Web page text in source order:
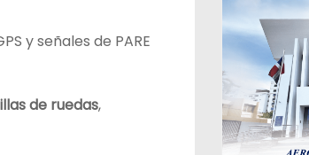
y señales de PARE
de ruedas,